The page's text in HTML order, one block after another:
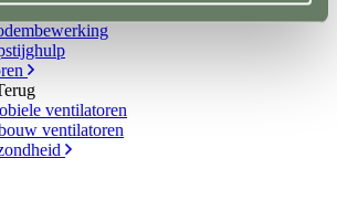
ventilatoren
ventilatoren